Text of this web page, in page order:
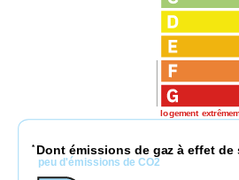
logement
* Dont émissions de gaz à effet de
peu d'émissions de CO2